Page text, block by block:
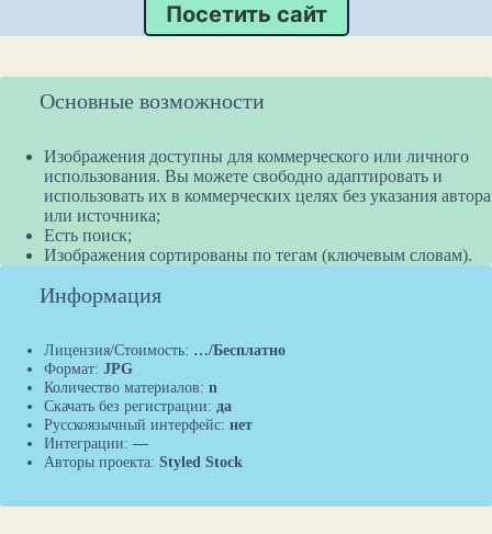
Посетить сайт
Основные возможности
Изображения доступны для коммерческого или личного
использования. Вы можете свободно адаптировать и
использовать их в коммерческих целях без указания автора
или источника;
Есть поиск;
Изображения сортированы по тегам (ключевым словам).
Информация
Лицензия/Стоимость: …/Бесплатно
Формат: JPG
Количество материалов: n
Скачать без регистрации: да
Русскоязычный интерфейс: нет
Интеграции: —
Авторы проекта: Styled Stock